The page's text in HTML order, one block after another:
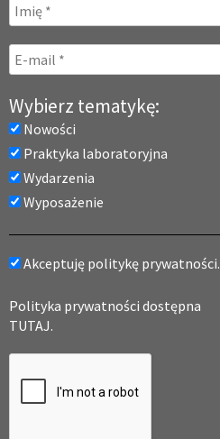
Wybierz tematykę:
Nowości
Praktyka laboratoryjna
Wydarzenia
Wyposażenie
Akceptuję politykę prywatności.
Polityka prywatności dostępna
TUTAJ.